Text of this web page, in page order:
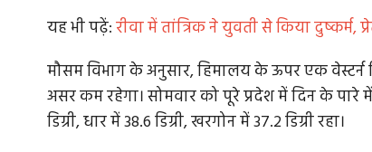
यह भी पढ़ें:रीवा में तांत्रिक ने युवती से किया दुष्कर्म,
मौसम विभाग के अनुसार, हिमालय के ऊपर एक वेस्टर्न
असर कम रहेगा। सोमवार को पूरे प्रदेश में दिन के पारे
डिग्री, धार में 38.6 डिग्री, खरगोन में 37.2 डिग्री रहा।